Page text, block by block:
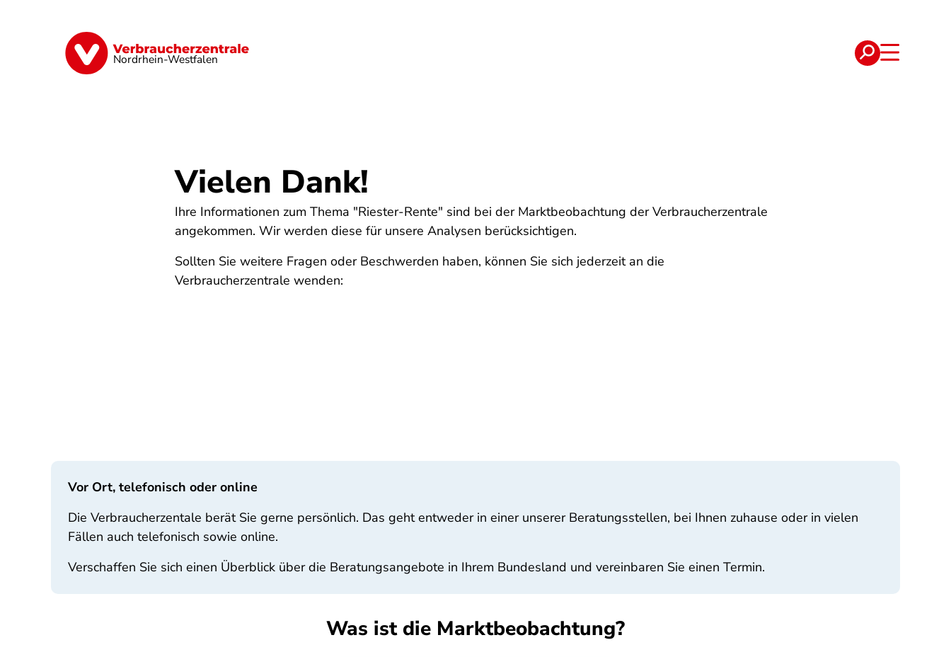
Nordrhein-Westfalen
Finanzen Digitales Lebensmittel
Vielen Dank!
Ihre Informationen zum Thema "Riester-Rente" sind bei der Marktbeobachtung der Verbraucherzentrale
angekommen. Wir werden diese für unsere Analysen berücksichtigen.
Sollten Sie weitere Fragen oder Beschwerden haben, können Sie sich jederzeit an die
Verbraucherzentrale wenden:
Vor Ort, telefonisch oder online
Die Verbraucherzentale berät Sie gerne persönlich. Das geht entweder in einer unserer Beratungsstellen, bei Ihnen zuhause oder in vielen
Fällen auch telefonisch sowie online.
Verschaffen Sie sich einen Überblick über die Beratungsangebote in Ihrem Bundesland und vereinbaren Sie einen Termin.
Was ist die Marktbeobachtung?